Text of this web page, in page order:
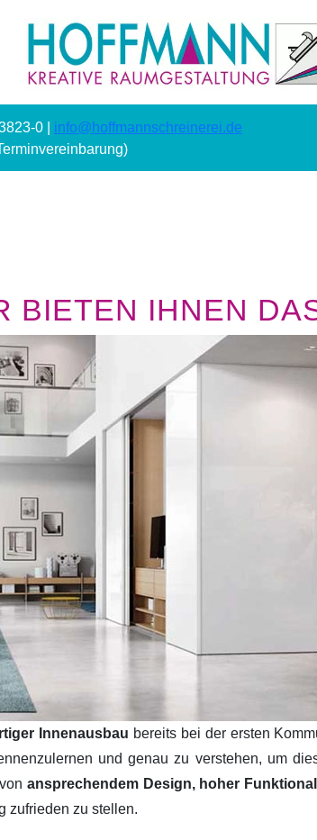
0 | info@hoffmannschreinerei.de
BIETEN IHNEN
Innenausbau bereits bei der ersten
und genau zu verstehen, um
ansprechendem Design, hoher
zufrieden zu stellen.